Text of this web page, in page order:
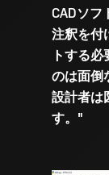
CADソフ
注釈を付
トする
のは面倒
設計者は
す。"